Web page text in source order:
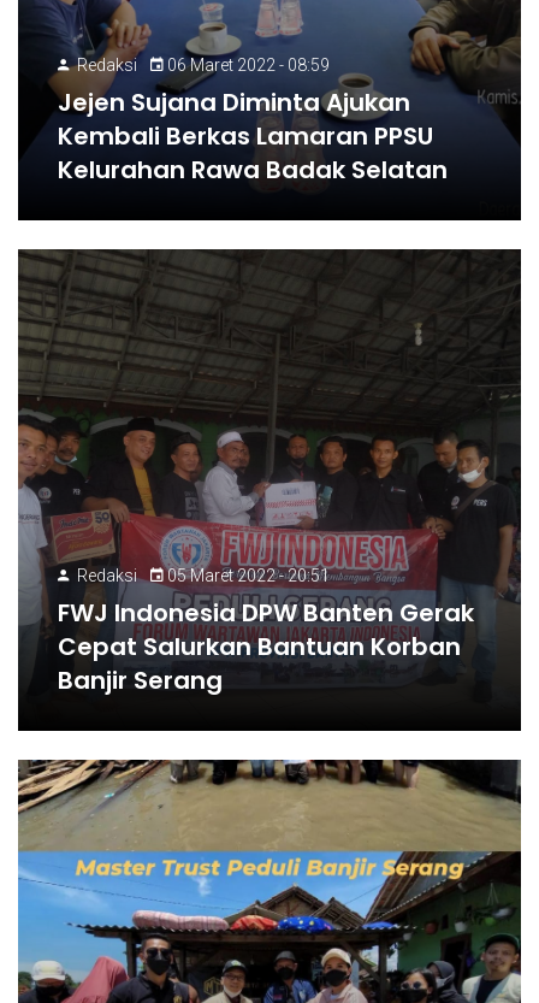
Redaksi 06 Maret 2022 - 08:59
Jejen Sujana Diminta Ajukan
Kembali Berkas Lamaran PPSU
Kelurahan Rawa Badak Selatan
Redaksi 05 Maret 2022 - 20:51
FWJ Indonesia DPW Banten Gerak
Cepat Salurkan Bantuan Korban
Banjir Serang